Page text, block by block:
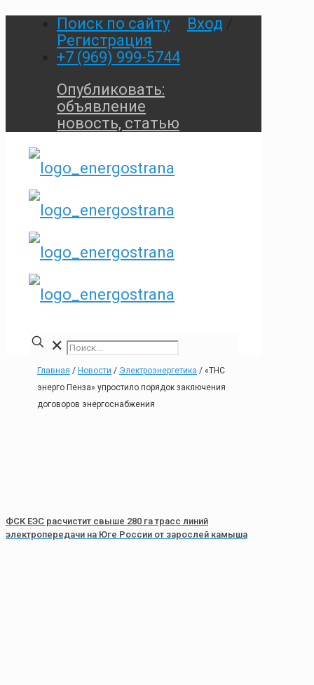
Поиск по сайту Вход
Регистрация
+7 (969) 999-5744
Опубликовать:
объявление
новость, статью
✕
Главная / Новости / Электроэнергетика / «ТНС
энерго Пенза» упростило порядок заключения
договоров энергоснабжения
ФСК ЕЭС расчистит свыше 280 га трасс линий
электропередачи на Юге России от зарослей камыша